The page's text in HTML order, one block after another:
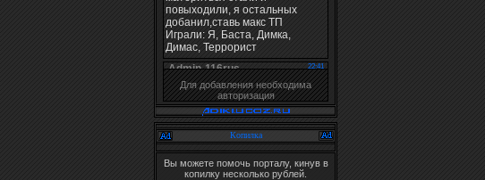
Для добавления необходима
авторизация
Копилка
Вы можете помочь порталу, кинув в
копилку несколько рублей.